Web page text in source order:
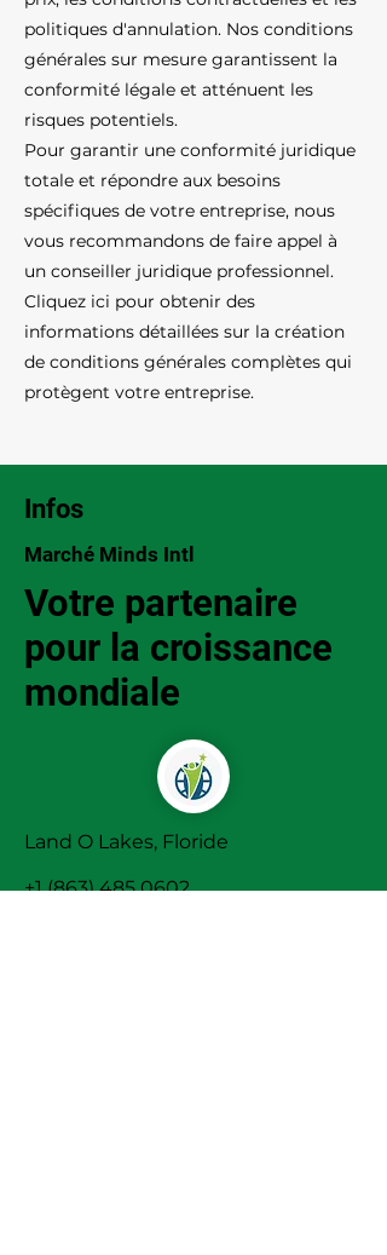
politiques d'annulation. Nos conditions
générales sur mesure garantissent la
conformité légale et atténuent les
risques potentiels.
Pour garantir une conformité juridique
totale et répondre aux besoins
spécifiques de votre entreprise, nous
vous recommandons de faire appel à
un conseiller juridique professionnel.
Cliquez ici pour obtenir des
informations détaillées sur la création
de conditions générales complètes qui
protègent votre entreprise.
Infos
Marché Minds Intl
Votre partenaire
pour la croissance
mondiale
Land O Lakes, Floride
+1 (863) 485 0602